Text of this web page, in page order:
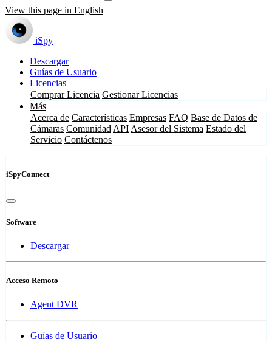
View this page in English
iSpy
Descargar
Guías de Usuario
Licencias
Comprar Licencia Gestionar Licencias
Más
Acerca de Características Empresas FAQ Base de Datos de
Cámaras Comunidad API Asesor del Sistema Estado del
Servicio Contáctenos
iSpyConnect
Software
Descargar
Acceso Remoto
Agent DVR
Guías de Usuario